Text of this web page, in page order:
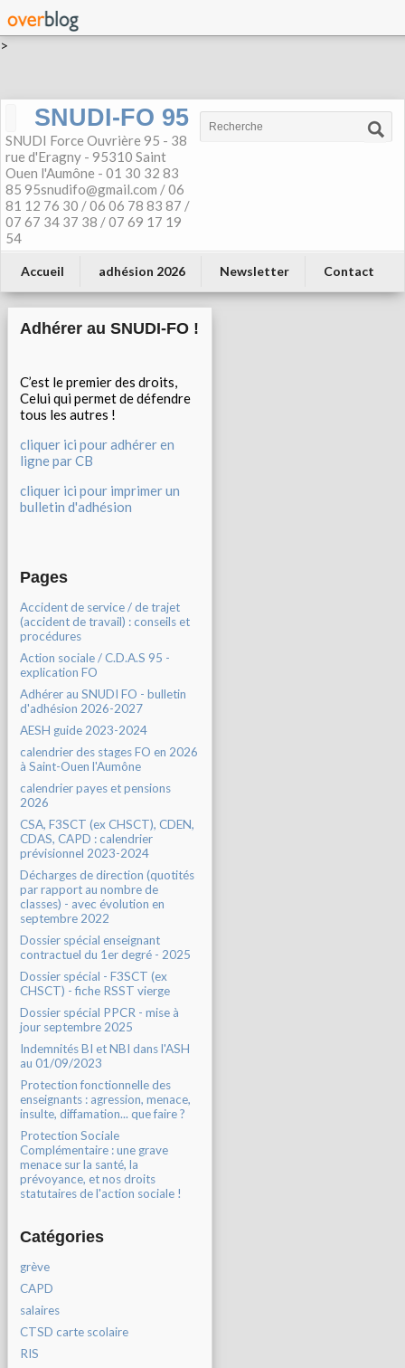
>
SNUDI-FO 95
SNUDI Force Ouvrière 95 - 38
rue d'Eragny - 95310 Saint
Ouen l'Aumône - 01 30 32 83
85 95snudifo@gmail.com / 06
81 12 76 30 / 06 06 78 83 87 /
07 67 34 37 38 / 07 69 17 19
54
Accueil adhésion 2026 Newsletter Contact
Adhérer au SNUDI-FO !
C’est le premier des droits,
Celui qui permet de défendre
tous les autres !
cliquer ici pour adhérer en
ligne par CB
cliquer ici pour imprimer un
bulletin d'adhésion
Pages
Accident de service / de trajet
(accident de travail) : conseils et
procédures
Action sociale / C.D.A.S 95 -
explication FO
Adhérer au SNUDI FO - bulletin
d'adhésion 2026-2027
AESH guide 2023-2024
calendrier des stages FO en 2026
à Saint-Ouen l'Aumône
calendrier payes et pensions
2026
CSA, F3SCT (ex CHSCT), CDEN,
CDAS, CAPD : calendrier
prévisionnel 2023-2024
Décharges de direction (quotités
par rapport au nombre de
classes) - avec évolution en
septembre 2022
Dossier spécial enseignant
contractuel du 1er degré - 2025
Dossier spécial - F3SCT (ex
CHSCT) - fiche RSST vierge
Dossier spécial PPCR - mise à
jour septembre 2025
Indemnités BI et NBI dans l'ASH
au 01/09/2023
Protection fonctionnelle des
enseignants : agression, menace,
insulte, diffamation... que faire ?
Protection Sociale
Complémentaire : une grave
menace sur la santé, la
prévoyance, et nos droits
statutaires de l'action sociale !
Catégories
grève
CAPD
salaires
CTSD carte scolaire
RIS